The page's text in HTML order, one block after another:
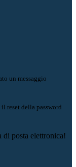
un messaggio
reset della password
di posta elettronica!